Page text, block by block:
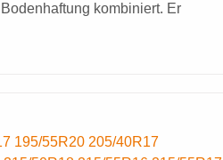
kombiniert. Er
195/55R20 205/40R17